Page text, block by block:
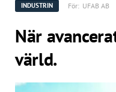
INDUSTRIN För: UFAB AB
När
värld.